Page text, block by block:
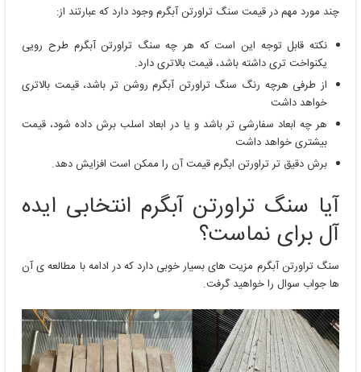
چند مورد مهم در قیمت سنگ تراورتن آبگرم وجود دارد که عبارتند از:
نکته قابل توجه این است که هر چه سنگ تراورتن آبگرم طرح رویی
یکنواخت تری داشته باشد، قیمت بالاتری دارد.
از طرفی هرچه رنگ سنگ تراورتن آبگرم روشن تر باشد، قیمت بالاتری
خواهد داشت
هر چه ابعاد سفارشی تر باشد و یا در ابعاد اسلب برش داده شود، قیمت
بیشتری خواهد داشت
برش دقیق تر تراورتن ابگرم قیمت آن را ممکن است افزایش دهد.
آیا سنگ تراورتن آبگرم انتخابی ایده
آل برای نماست؟
سنگ تراورتن آبگرم مزیت های بسیار خوبی دارد که در ادامه با مطالعه ی آن
ها جواب سوال را خواهید گرفت.